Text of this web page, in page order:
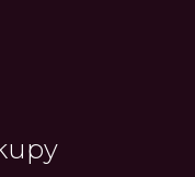
do ikonicznych
4.08.2026